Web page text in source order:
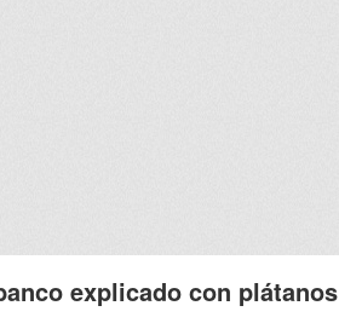
explicado con plátanos